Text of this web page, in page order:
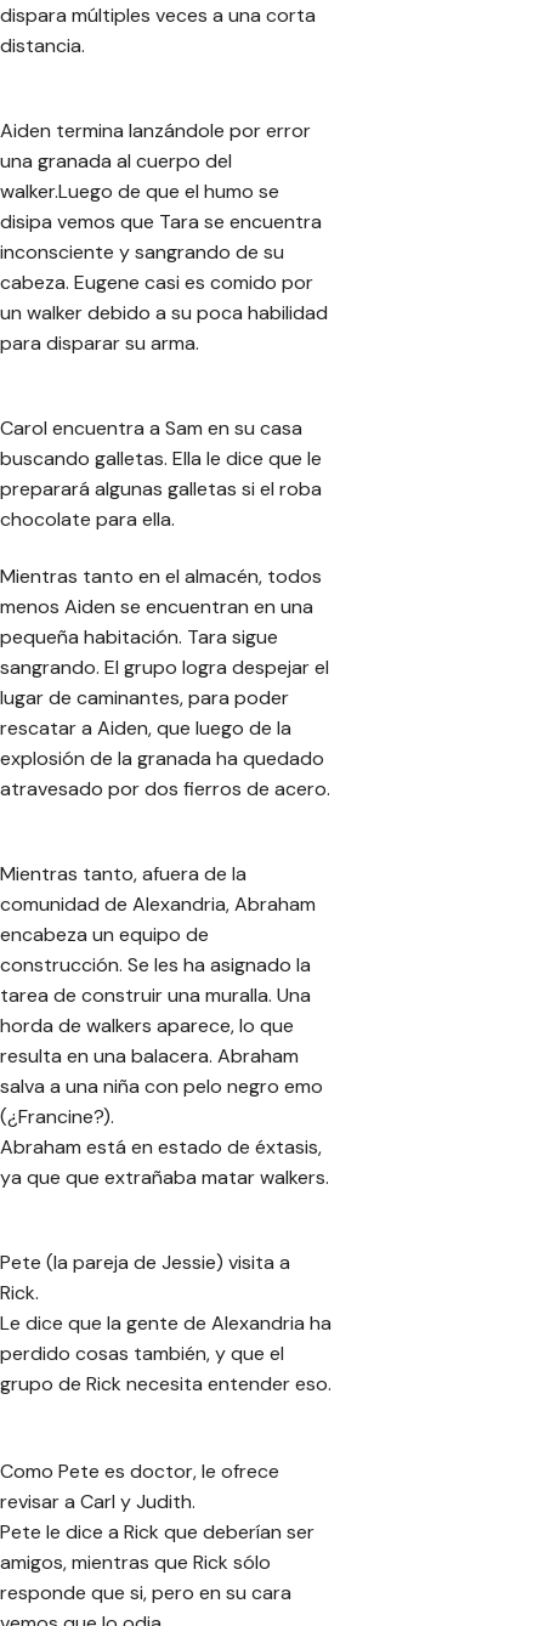
dispara múltiples veces a una corta
distancia.
Aiden termina lanzándole por error
una granada al cuerpo del
walker.Luego de que el humo se
disipa vemos que Tara se encuentra
inconsciente y sangrando de su
cabeza. Eugene casi es comido por
un walker debido a su poca habilidad
para disparar su arma.
Carol encuentra a Sam en su casa
buscando galletas. Ella le dice que le
preparará algunas galletas si el roba
chocolate para ella.
Mientras tanto en el almacén, todos
menos Aiden se encuentran en una
pequeña habitación. Tara sigue
sangrando. El grupo logra despejar el
lugar de caminantes, para poder
rescatar a Aiden, que luego de la
explosión de la granada ha quedado
atravesado por dos fierros de acero.
Mientras tanto, afuera de la
comunidad de Alexandria, Abraham
encabeza un equipo de
construcción. Se les ha asignado la
tarea de construir una muralla. Una
horda de walkers aparece, lo que
resulta en una balacera. Abraham
salva a una niña con pelo negro emo
(¿Francine?).
Abraham está en estado de éxtasis,
ya que que extrañaba matar walkers.
Pete (la pareja de Jessie) visita a
Rick.
Le dice que la gente de Alexandria ha
perdido cosas también, y que el
grupo de Rick necesita entender eso.
Como Pete es doctor, le ofrece
revisar a Carl y Judith.
Pete le dice a Rick que deberían ser
amigos, mientras que Rick sólo
responde que si, pero en su cara